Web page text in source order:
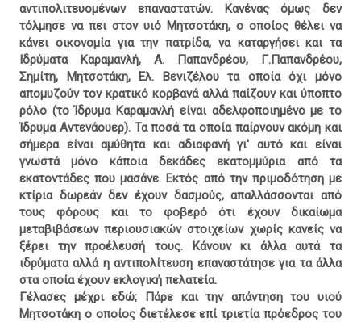
αντιπολιτευομένων επαναστατών. Κανένας όμως δεν
τόλμησε να πει στον υιό Μητσοτάκη, ο οποίος θέλει να
κάνει οικονομία για την πατρίδα, να καταργήσει και τα
Ιδρύματα Καραμανλή, Α. Παπανδρέου, Γ.Παπανδρέου,
Σημίτη, Μητσοτάκη, Ελ. Βενιζέλου τα οποία όχι μόνο
απομυζούν τον κρατικό κορβανά αλλά παίζουν και ύποπτο
ρόλο (το Ίδρυμα Καραμανλή είναι αδελφοποιημένο με το
Ίδρυμα Αντενάουερ). Τα ποσά τα οποία παίρνουν ακόμη και
σήμερα είναι αμύθητα και αδιαφανή γι' αυτό και είναι
γνωστά μόνο κάποια δεκάδες εκατομμύρια από τα
εκατοντάδες που μασάνε. Εκτός από την πριμοδότηση με
κτίρια δωρεάν δεν έχουν δασμούς, απαλλάσσονται από
τους φόρους και το φοβερό ότι έχουν δικαίωμα
μεταβιβάσεων περιουσιακών στοιχείων χωρίς κανείς να
ξέρει την προέλευσή τους. Κάνουν κι άλλα αυτά τα
ιδρύματα αλλά η αντιπολίτευση επαναστάτησε για τα άλλα
στα οποία έχουν εκλογική πελατεία.
Γέλασες μέχρι εδώ; Πάρε και την απάντηση του υιού
Μητσοτάκη ο οποίος διετέλεσε επί τριετία πρόεδρος του